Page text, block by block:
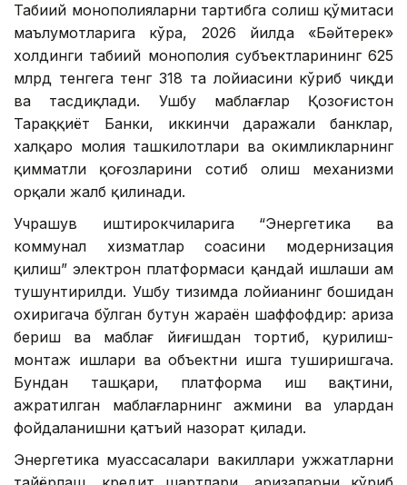
Табиий монополияларни тартибга солиш қўмитаси
маълумотларига кўра, 2026 йилда «Бәйтерек»
холдинги табиий монополия субъектларининг 625
млрд тенгега тенг 318 та лойиҳасини кўриб чиқди
ва тасдиқлади. Ушбу маблағлар Қозоғистон
Тараққиёт Банки, иккинчи даражали банклар,
халқаро молия ташкилотлари ва ҳокимликларнинг
қимматли қоғозларини сотиб олиш механизми
орқали жалб қилинади.
Учрашув иштирокчиларига “Энергетика ва
коммунал хизматлар соҳасини модернизация
қилиш” электрон платформаси қандай ишлаши ҳам
тушунтирилди. Ушбу тизимда лойиҳанинг бошидан
охиригача бўлган бутун жараён шаффофдир: ариза
бериш ва маблағ йиғишдан тортиб, қурилиш-
монтаж ишлари ва объектни ишга туширишгача.
Бундан ташқари, платформа иш вақтини,
ажратилган маблағларнинг ҳажмини ва улардан
фойдаланишни қатъий назорат қилади.
Энергетика муассасалари вакиллари ҳужжатларни